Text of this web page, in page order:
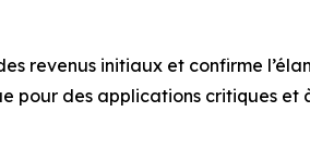
revenus initiaux et confirme
pour des applications critiques